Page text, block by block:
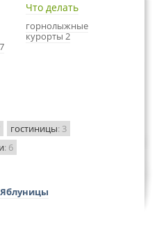
Что делать
горнолыжные
курорты 2
гостиницы: 3
: 6
Яблуницы